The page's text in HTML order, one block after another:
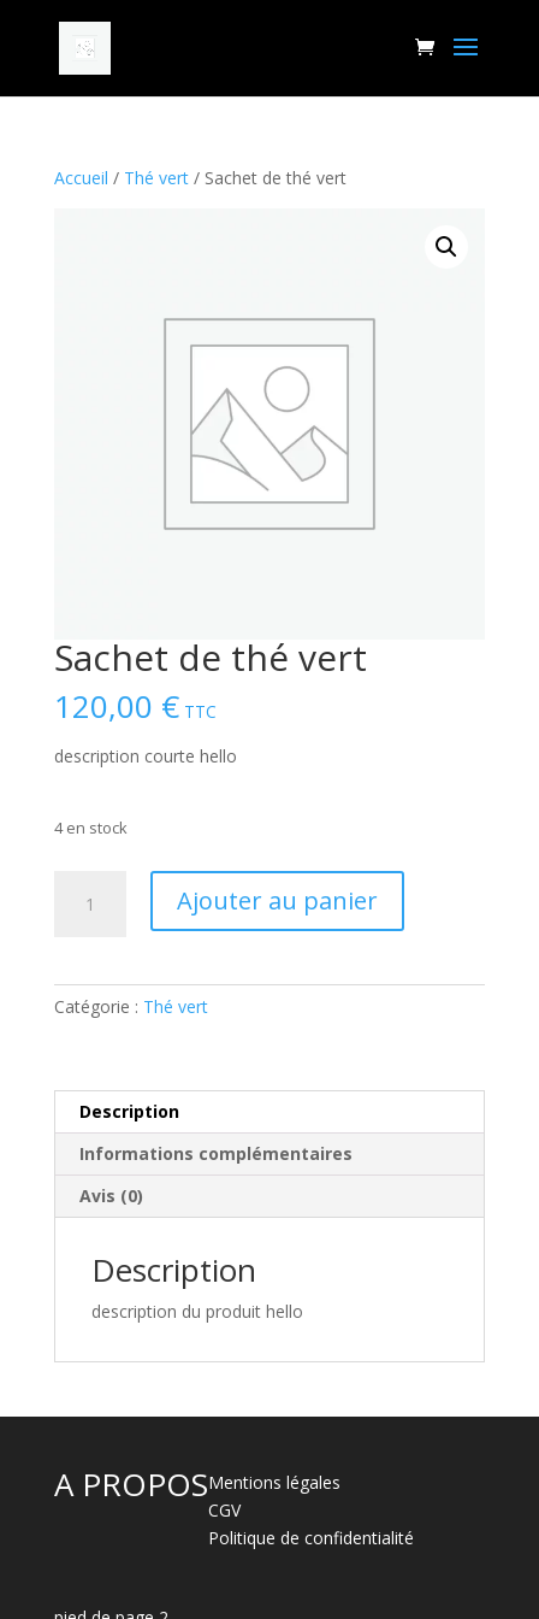
Accueil / Thé vert/ Sachet de thé vert
Sachet de thé vert
120,00 € TTC
description courte hello
4 en stock
Ajouter au panier
Catégorie : Thé vert
Description
Informations complémentaires
Avis (0)
Description
description du produit hello
A PROPOSMentions légales
CGV
Politique de confidentialité